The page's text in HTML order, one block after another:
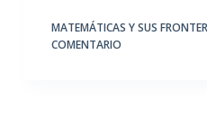
MATEMÁTICAS Y SUS
COMENTARIO